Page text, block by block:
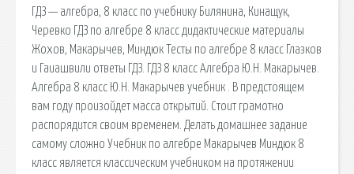
ГДЗ — алгебра, 8 класс по учебнику Билянина, Кинащук,
Черевко ГДЗ по алгебре 8 класс дидактические материалы
Жохов, Макарычев, Миндюк Тесты по алгебре 8 класс Глазков
и Гаиашвили ответы ГДЗ. ГДЗ 8 класс Алгебра Ю.Н. Макарычев.
Алгебра 8 класс Ю.Н. Макарычев учебник . В предстоящем
вам году произойдет масса открытий. Стоит грамотно
распорядится своим временем. Делать домашнее задание
самому сложно Учебник по алгебре Макарычев Миндюк 8
класс является классическим учебником на протяжении